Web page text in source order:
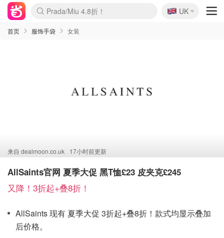
麦卢卡蜂蜜夏促！个位数！
Prada/Miu 4.8折！
啥？必胜客披萨5折！ 🇬🇧
UK
首页 服饰手袋 女装
来自 dealmoon.co.uk 17小时前更新
AllSaints官网 夏季大促 黑T恤£23 皮夹克£245
又降！3折起+叠8折！
AllSaints 现有 夏季大促 3折起+叠8折！款式均显示叠加
后价格。